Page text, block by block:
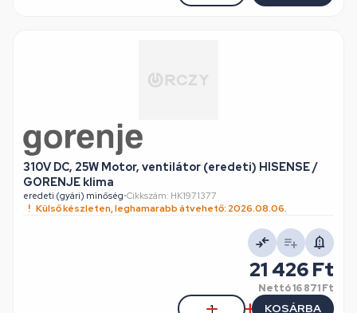
310V DC, 25W Motor, ventilátor (eredeti) HISENSE /
GORENJE klima
eredeti (gyári) minőség•Cikkszám: HK1971377
Külső készleten, leghamarabb átvehető: 2026.08.06.
21 426 Ft
Nettó16 871 Ft
KOSÁRBA